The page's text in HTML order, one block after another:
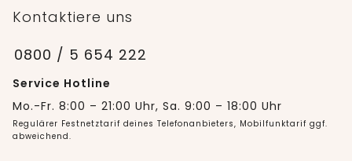
Kontaktiere uns
0800 / 5 654 222
Service Hotline
Mo.-Fr. 8:00 – 21:00 Uhr, Sa. 9:00 – 18:00 Uhr
Regulärer Festnetztarif deines Telefonanbieters, Mobilfunktarif ggf.
abweichend.